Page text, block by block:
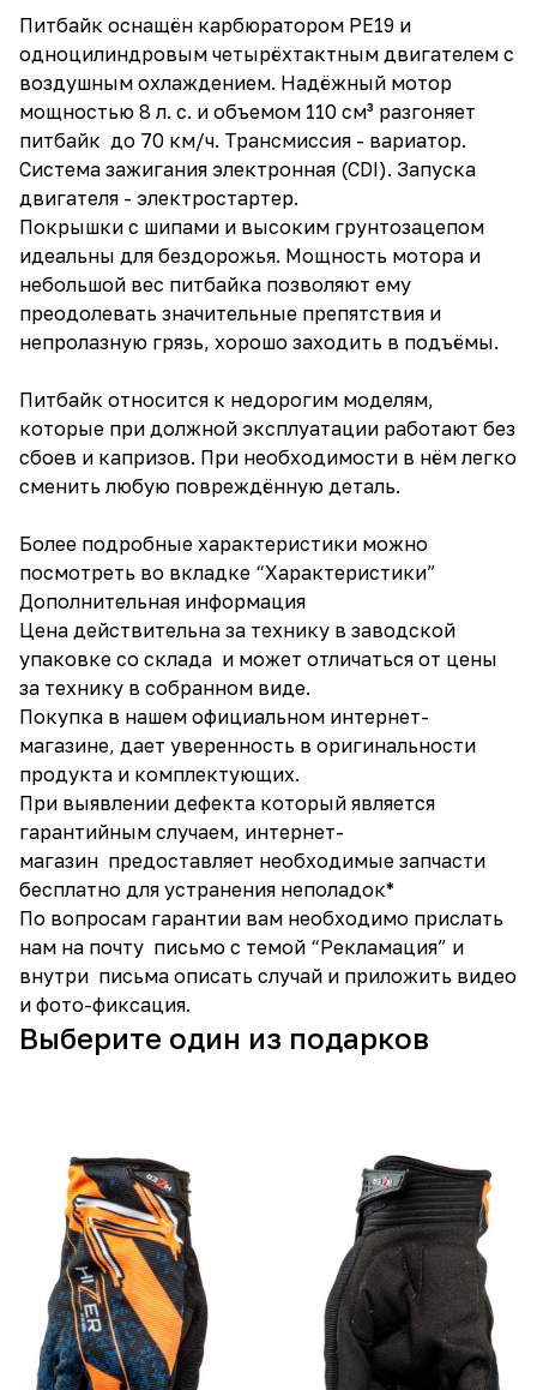
Питбайк оснащён карбюратором PE19 и
одноцилиндровым четырёхтактным двигателем с
воздушным охлаждением. Надёжный мотор
мощностью 8 л. с. и объемом 110 см³ разгоняет
питбайк до 70 км/ч. Трансмиссия - вариатор.
Система зажигания электронная (CDI). Запуска
двигателя - электростартер.
Покрышки с шипами и высоким грунтозацепом
идеальны для бездорожья. Мощность мотора и
небольшой вес питбайка позволяют ему
преодолевать значительные препятствия и
непролазную грязь, хорошо заходить в подъёмы.
Питбайк относится к недорогим моделям,
которые при должной эксплуатации работают без
сбоев и капризов. При необходимости в нём легко
сменить любую повреждённую деталь.
Более подробные характеристики можно
посмотреть во вкладке “Характеристики”
Дополнительная информация
Цена действительна за технику в заводской
упаковке со склада и может отличаться от цены
за технику в собранном виде.
Покупка в нашем официальном интернет-
магазине, дает уверенность в оригинальности
продукта и комплектующих.
При выявлении дефекта который является
гарантийным случаем, интернет-
магазин предоставляет необходимые запчасти
бесплатно для устранения неполадок*
По вопросам гарантии вам необходимо прислать
нам на почту письмо с темой “Рекламация” и
внутри письма описать случай и приложить видео
и фото-фиксация.
Выберите один из подарков